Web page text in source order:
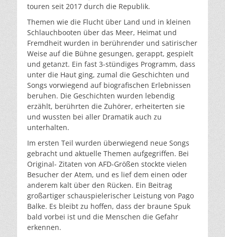
touren seit 2017 durch die Republik.
Themen wie die Flucht über Land und in kleinen
Schlauchbooten über das Meer, Heimat und
Fremdheit wurden in berührender und satirischer
Weise auf die Bühne gesungen, gerappt, gespielt
und getanzt. Ein fast 3-stündiges Programm, dass
unter die Haut ging, zumal die Geschichten und
Songs vorwiegend auf biografischen Erlebnissen
beruhen. Die Geschichten wurden lebendig
erzählt, berührten die Zuhörer, erheiterten sie
und wussten bei aller Dramatik auch zu
unterhalten.
Im ersten Teil wurden überwiegend neue Songs
gebracht und aktuelle Themen aufgegriffen. Bei
Original- Zitaten von AFD-Größen stockte vielen
Besucher der Atem, und es lief dem einen oder
anderem kalt über den Rücken. Ein Beitrag
großartiger schauspielerischer Leistung von Pago
Balke. Es bleibt zu hoffen, dass der braune Spuk
bald vorbei ist und die Menschen die Gefahr
erkennen.